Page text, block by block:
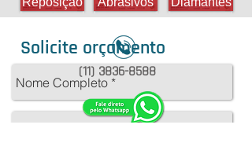
Solicite orçamento
(11) 3836-8588